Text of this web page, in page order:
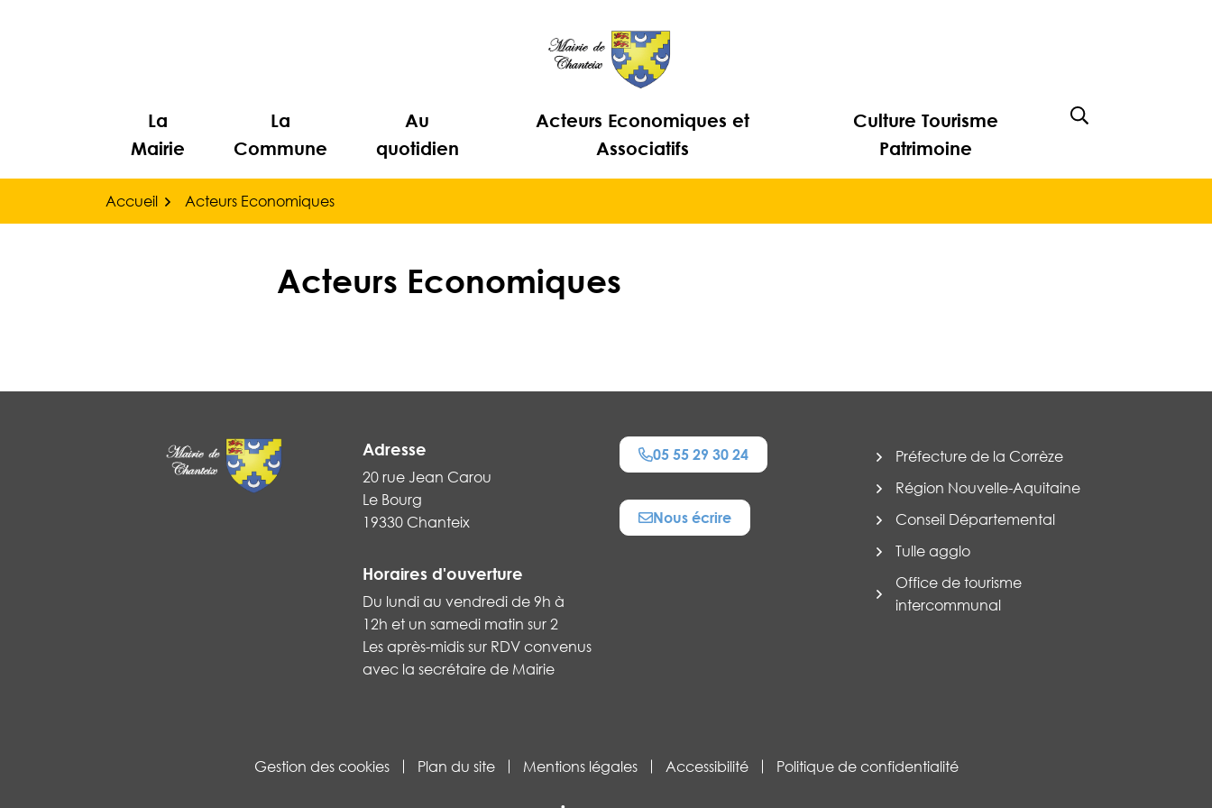
La
Mairie
La
Commune
Au
quotidien
Acteurs Economiques et
Associatifs
Culture Tourisme
Patrimoine
Afficher la
Accueil Acteurs Economiques
Acteurs Economiques
Adresse
20 rue Jean Carou
Le Bourg
19330 Chanteix
Horaires d'ouverture
Du lundi au vendredi de 9h à
12h et un samedi matin sur 2
Les après-midis sur RDV convenus
avec la secrétaire de Mairie
05 55 29 30 24
Nous écrire
Préfecture de la Corrèze
Région Nouvelle-Aquitaine
Conseil Départemental
Tulle agglo
Office de tourisme
intercommunal
Gestion des cookies Plan du site Mentions légales Accessibilité Politique de confidentialité